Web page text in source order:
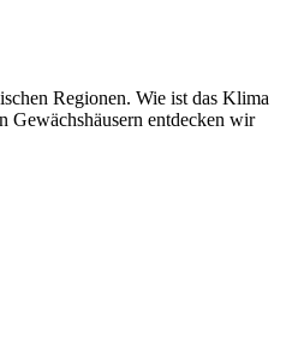
Regionen. Wie ist das Klima
Gewächshäusern entdecken wir